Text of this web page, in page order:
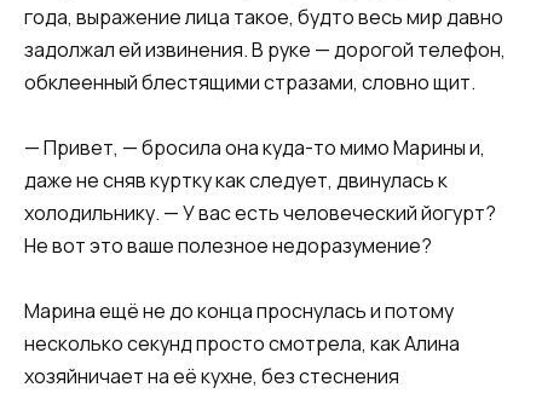
года, выражение лица такое, будто весь мир давно
задолжал ей извинения. В руке — дорогой телефон,
обклеенный блестящими стразами, словно щит.
— Привет, — бросила она куда-то мимо Марины и,
даже не сняв куртку как следует, двинулась к
холодильнику. — У вас есть человеческий йогурт?
Не вот это ваше полезное недоразумение?
Марина ещё не до конца проснулась и потому
несколько секунд просто смотрела, как Алина
хозяйничает на её кухне, без стеснения